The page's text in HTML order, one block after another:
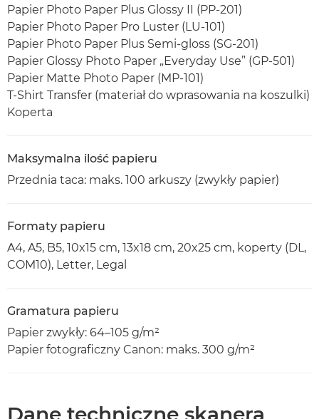
Papier Photo Paper Plus Glossy II (PP-201)
Papier Photo Paper Pro Luster (LU-101)
Papier Photo Paper Plus Semi-gloss (SG-201)
Papier Glossy Photo Paper „Everyday Use” (GP-501)
Papier Matte Photo Paper (MP-101)
T-Shirt Transfer (materiał do wprasowania na koszulki)
Koperta
Maksymalna ilość papieru
Przednia taca: maks. 100 arkuszy (zwykły papier)
Formaty papieru
A4, A5, B5, 10x15 cm, 13x18 cm, 20x25 cm, koperty (DL,
COM10), Letter, Legal
Gramatura papieru
Papier zwykły: 64–105 g/m²
Papier fotograficzny Canon: maks. 300 g/m²
Dane techniczne skanera